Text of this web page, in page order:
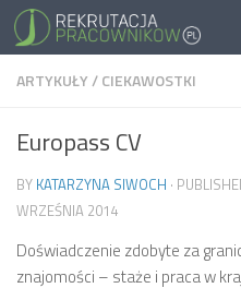
ARTYKUŁY/CIEKAWOSTKI
Europass CV
BY KATARZYNA SIWOCH ·
WRZEŚNIA 2014
Doświadczenie zdobyte za
znajomości – staże i praca w